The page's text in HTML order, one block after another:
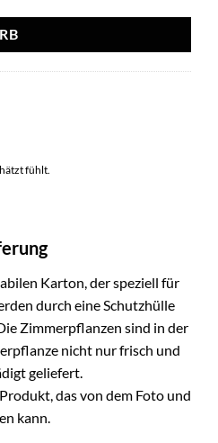
fühlt.
Karton, der speziell für
durch eine Schutzhülle
Zimmerpflanzen sind in der
nicht nur frisch und
geliefert.
das von dem Foto und
kann.